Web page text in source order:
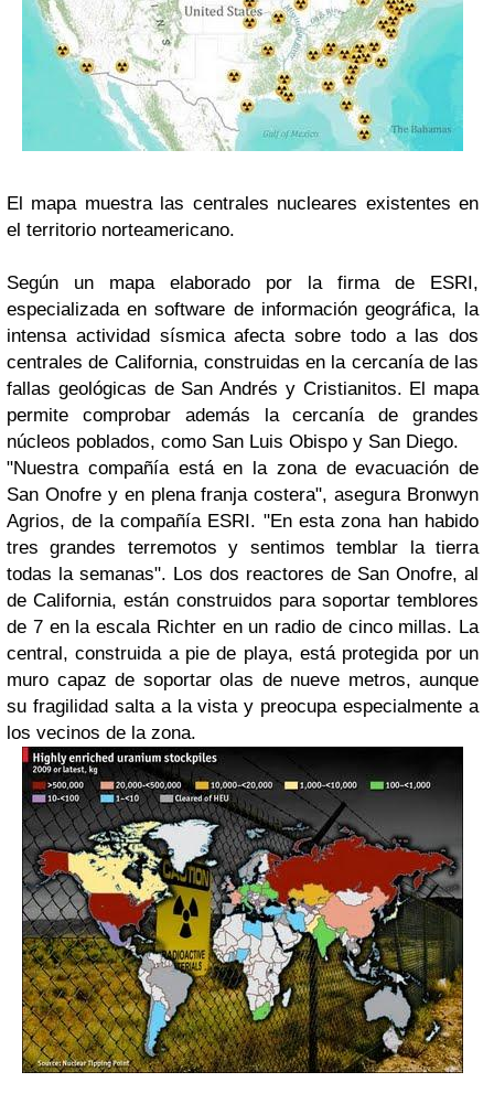
El mapa muestra las centrales nucleares existentes en
el territorio norteamericano.
Según un mapa elaborado por la firma de ESRI,
especializada en software de información geográfica, la
intensa actividad sísmica afecta sobre todo a las dos
centrales de California, construidas en la cercanía de las
fallas geológicas de San Andrés y Cristianitos. El mapa
permite comprobar además la cercanía de grandes
núcleos poblados, como San Luis Obispo y San Diego.
"Nuestra compañía está en la zona de evacuación de
San Onofre y en plena franja costera", asegura Bronwyn
Agrios, de la compañía ESRI. "En esta zona han habido
tres grandes terremotos y sentimos temblar la tierra
todas la semanas". Los dos reactores de San Onofre, al
de California, están construidos para soportar temblores
de 7 en la escala Richter en un radio de cinco millas. La
central, construida a pie de playa, está protegida por un
muro capaz de soportar olas de nueve metros, aunque
su fragilidad salta a la vista y preocupa especialmente a
los vecinos de la zona.